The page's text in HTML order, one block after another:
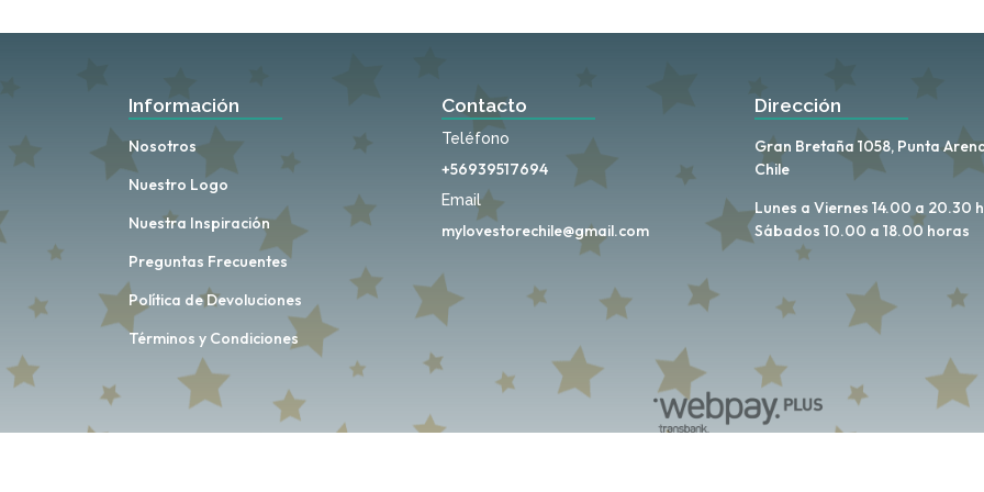
Información
Nosotros
Nuestro Logo
Nuestra Inspiración
Preguntas Frecuentes
Política de Devoluciones
Términos y Condiciones
Contacto
Teléfono
+56939517694
Email
mylovestorechile@gmail.com
Dirección
Gran Bretaña 1058, Punta
Chile
Lunes a Viernes 14.00 a 20.30
Sábados 10.00 a 18.00 horas